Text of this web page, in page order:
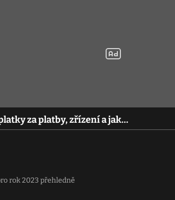
za platby, zřízení a jak…
rok 2023 přehledně